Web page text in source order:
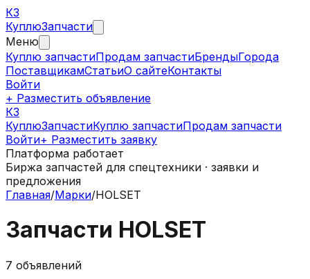
КЗ
КуплюЗапчасти
Меню
Куплю запчастиПродам запчастиБрендыГорода
ПоставщикамСтатьиО сайтеКонтакты
Войти
+ Разместить объявление
КЗ
КуплюЗапчастиКуплю запчастиПродам запчасти
Войти+ Разместить заявку
Платформа работает
Биржа запчастей для спецтехники · заявки и
предложения
Главная/Марки/HOLSET
Запчасти HOLSET
7 объявлений